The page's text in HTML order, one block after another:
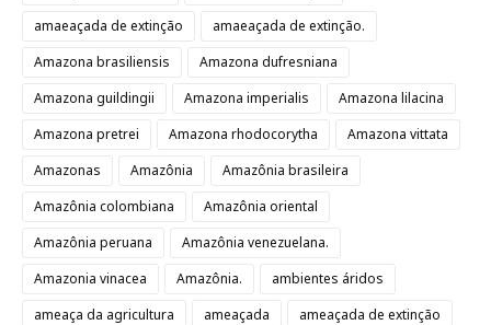
amaeaçada de extinção
amaeaçada de extinção.
Amazona brasiliensis
Amazona dufresniana
Amazona guildingii
Amazona imperialis
Amazona lilacina
Amazona pretrei
Amazona rhodocorytha
Amazona vittata
Amazonas
Amazônia
Amazônia brasileira
Amazônia colombiana
Amazônia oriental
Amazônia peruana
Amazônia venezuelana.
Amazonia vinacea
Amazônia.
ambientes áridos
ameaça da agricultura
ameaçada
ameaçada de extinção